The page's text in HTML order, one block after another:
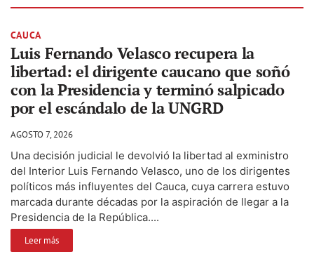
CAUCA
Luis Fernando Velasco recupera la
libertad: el dirigente caucano que soñó
con la Presidencia y terminó salpicado
por el escándalo de la UNGRD
AGOSTO 7, 2026
Una decisión judicial le devolvió la libertad al exministro
del Interior Luis Fernando Velasco, uno de los dirigentes
políticos más influyentes del Cauca, cuya carrera estuvo
marcada durante décadas por la aspiración de llegar a la
Presidencia de la República....
Leer más